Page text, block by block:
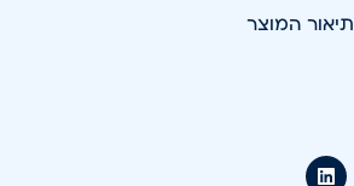
תיאור המוצר